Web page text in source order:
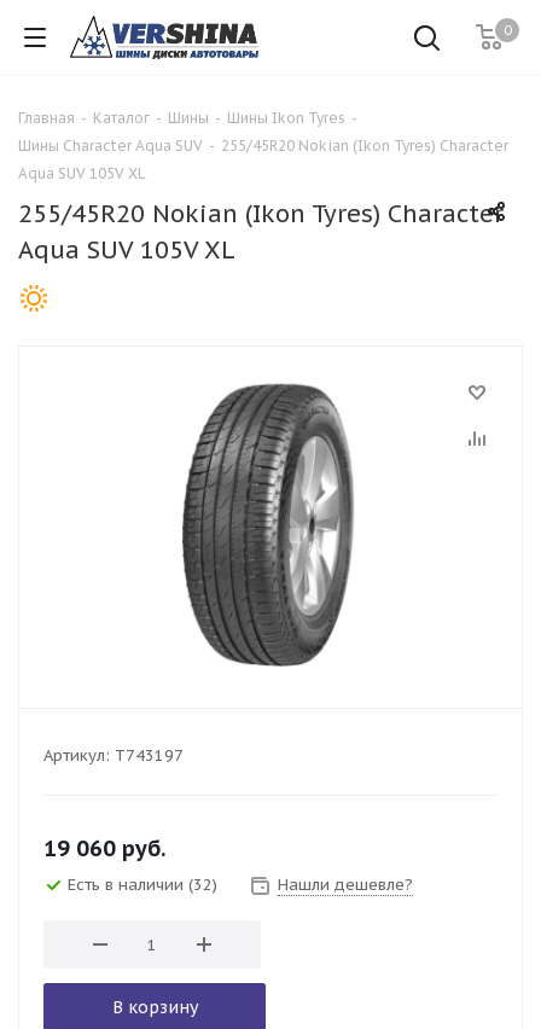
0
Главная - Каталог - Шины - Шины Ikon Tyres -
Шины Character Aqua SUV - 255/45R20 Nokian (Ikon Tyres) Character
Aqua SUV 105V XL
255/45R20 Nokian (Ikon Tyres) Character
Aqua SUV 105V XL
Артикул: T743197
19 060 руб.
Есть в наличии (32) Нашли дешевле?
В корзину